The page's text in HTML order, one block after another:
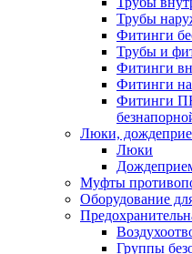
Трубы
Фитинги
Трубы и
Фитинги
Фитинги
Фитинги
Люки,
Люки
Муфты
Оборудование
Группы